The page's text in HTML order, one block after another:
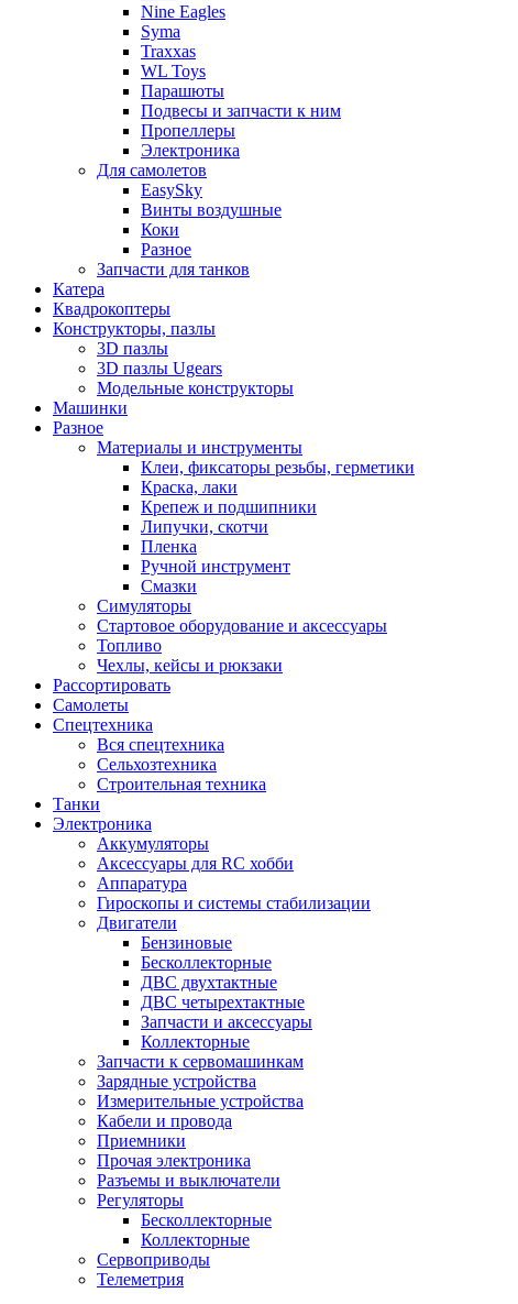
Nine Eagles
Syma
Traxxas
WL Toys
Парашюты
Подвесы и запчасти к ним
Пропеллеры
Электроника
Для самолетов
EasySky
Винты воздушные
Коки
Разное
Запчасти для танков
Катера
Квадрокоптеры
Конструкторы, пазлы
3D пазлы
3D пазлы Ugears
Модельные конструкторы
Машинки
Разное
Материалы и инструменты
Клеи, фиксаторы резьбы, герметики
Краска, лаки
Крепеж и подшипники
Липучки, скотчи
Пленка
Ручной инструмент
Смазки
Симуляторы
Стартовое оборудование и аксессуары
Топливо
Чехлы, кейсы и рюкзаки
Рассортировать
Самолеты
Спецтехника
Вся спецтехника
Сельхозтехника
Строительная техника
Танки
Электроника
Аккумуляторы
Аксессуары для RC хобби
Аппаратура
Гироскопы и системы стабилизации
Двигатели
Бензиновые
Бесколлекторные
ДВС двухтактные
ДВС четырехтактные
Запчасти и аксессуары
Коллекторные
Запчасти к сервомашинкам
Зарядные устройства
Измерительные устройства
Кабели и провода
Приемники
Прочая электроника
Разъемы и выключатели
Регуляторы
Бесколлекторные
Коллекторные
Сервоприводы
Телеметрия